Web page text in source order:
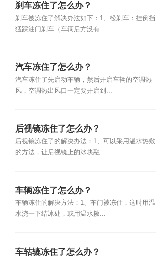
刹车冻住了怎么办？
刹车被冻住了解决办法如下：1、松刹车：挂倒挡
猛踩油门刹车（车辆后方没有...
汽车冻住了怎么办？
汽车冻住了先启动车辆，然后开启车辆的空调热
风，空调热出风口一定要开启到...
后视镜冻住了怎么办？
后视镜冻住了的解决办法：1、可以采用温水热敷
的方法，让后视镜上的冰块融...
车辆冻住了怎么办？
车辆冻住的解决方法：1、车门被冻住，这时用温
水浇一下结冰处，或用温水擦...
车轱辘冻住了怎么办？